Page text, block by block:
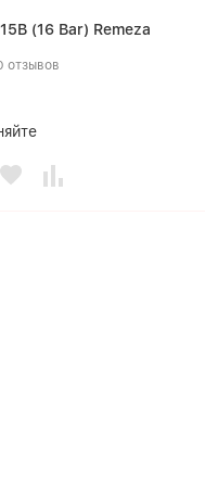
(16 Bar) Remeza
отзывов